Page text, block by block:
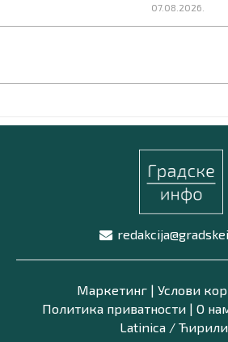
07.08.2026.
Маркетинг| Услови
Политика приватности| О
Latinica /